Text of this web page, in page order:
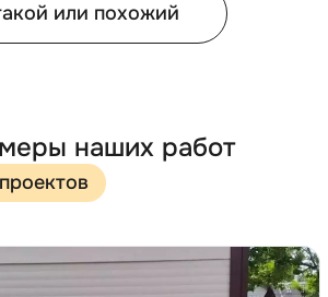
или похожий
наших работ